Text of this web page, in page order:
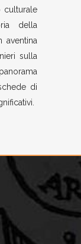
culturale
della
aventina
sulla
di